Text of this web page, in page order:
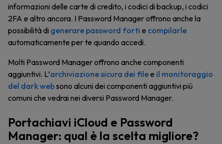
informazioni delle carte di credito, i codici di backup, i codici
2FA e altro ancora. I Password Manager offrono anche la
possibilità di generare password forti e compilarle
automaticamente per te quando accedi.
Molti Password Manager offrono anche componenti
aggiuntivi. L’archiviazione sicura dei filee il monitoraggio
del dark websono alcuni dei componenti aggiuntivi più
comuni che vedrai nei diversi Password Manager.
Portachiavi iCloud e Password
Manager: qual è la scelta migliore?